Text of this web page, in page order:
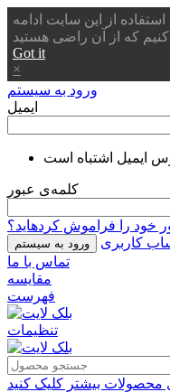
از این سایت ادامه
Got it
×
ورود به سیستم
ایمیل
ایمیل اشتباه است
کلمه‌ی عبور
خود را فراموش کردهاید؟
ورود به سیستم
کاربری
تماس با ما
مقایسه
فهرست
تنظیمات